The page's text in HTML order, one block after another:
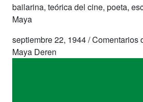
bailarina, teórica del cine, poeta,
Maya
septiembre 22, 1944/Comentarios
Maya Deren